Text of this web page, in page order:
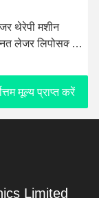
थेरेपी मशीन
लेजर लिपोसक्शन
मूल्य प्राप्त करें
Limited